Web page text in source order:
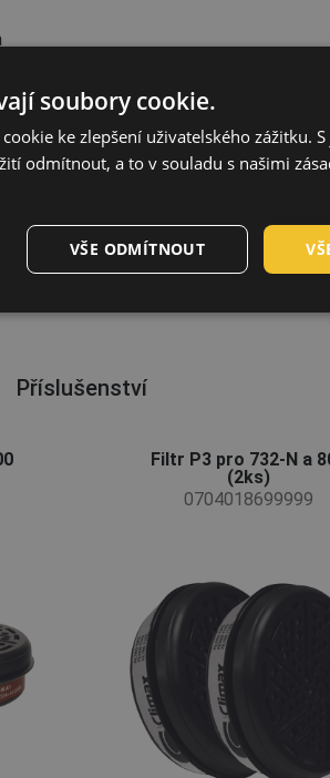
Příslušenství
Filtr P3 pro 732-N a
(2ks)
0704018699999
soubory cookie.
ke zlepšení uživatelského zážitku.
odmítnout, a to v souladu s našimi
VŠE ODMÍTNOUT